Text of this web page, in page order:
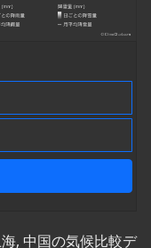
, 中国の気候比較デ